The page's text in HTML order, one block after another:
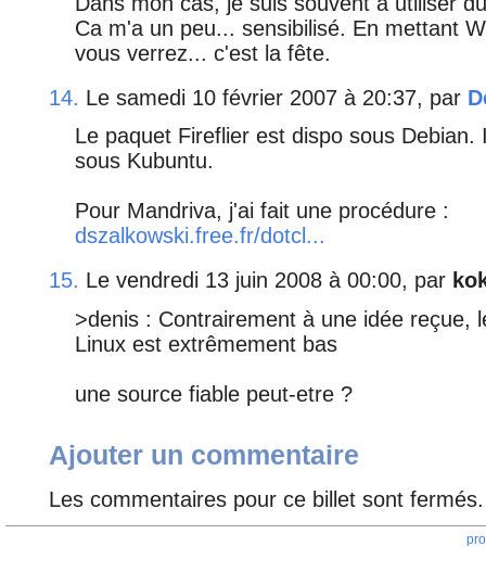
Ca m'a un peu... sensibilisé. En mettant
vous verrez... c'est la fête.
14. Le samedi 10 février 2007 à 20:37, par
Le paquet Fireflier est dispo sous
sous Kubuntu.
Pour Mandriva, j'ai fait une procédure :
dszalkowski.free.fr/dotcl...
15. Le vendredi 13 juin 2008 à 00:00, par
>denis : Contrairement à une idée reçue,
Linux est extrêmement bas
une source fiable peut-etre ?
Ajouter un commentaire
Les commentaires pour ce billet sont fermés.